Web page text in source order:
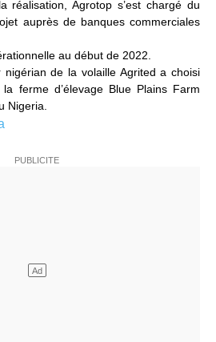
réalisation, Agrotop s’est chargé du
auprès de banques commerciales
au début de 2022.
de la volaille Agrited a choisi
ferme d’élevage Blue Plains Farm
Nigeria.